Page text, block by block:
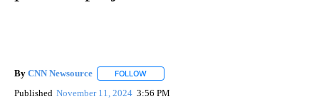
By CNN Newsource FOLLOW
Published November 11, 2024 3:56 PM